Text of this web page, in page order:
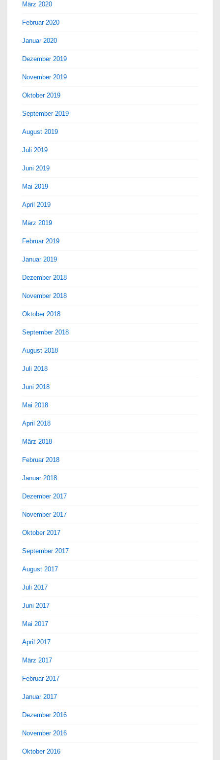
März 2020
Februar 2020
Januar 2020
Dezember 2019
November 2019
Oktober 2019
September 2019
August 2019
Juli 2019
Juni 2019
Mai 2019
April 2019
März 2019
Februar 2019
Januar 2019
Dezember 2018
November 2018
Oktober 2018
September 2018
August 2018
Juli 2018
Juni 2018
Mai 2018
April 2018
März 2018
Februar 2018
Januar 2018
Dezember 2017
November 2017
Oktober 2017
September 2017
August 2017
Juli 2017
Juni 2017
Mai 2017
April 2017
März 2017
Februar 2017
Januar 2017
Dezember 2016
November 2016
Oktober 2016